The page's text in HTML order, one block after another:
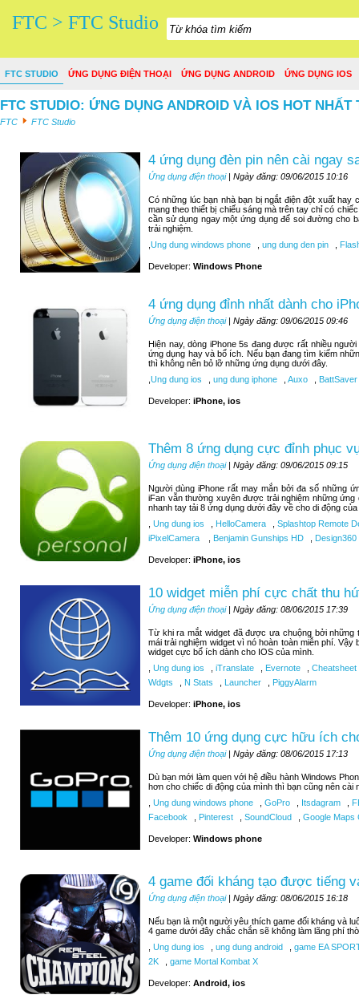
FTC > FTC Studio
FTC STUDIO ỨNG DỤNG ĐIỆN THOẠI ỨNG DỤNG ANDROID ỨNG DỤNG IOS
FTC STUDIO: ỨNG DỤNG ANDROID VÀ IOS HOT NHẤT
FTC FTC Studio
4 ứng dụng đèn pin nên cài ngay
Ứng dụng điện thoại| Ngày đăng: 09/06/2015 10:16
Có những lúc bạn nhà bạn bị ngắt điện đột xuất hay
mang theo thiết bị chiếu sáng mà trên tay chỉ có
cần sử dụng ngay một ứng dụng để soi đường cho
trải nghiệm.
Ung dung windows phone ung dung den pin
Developer: Windows Phone
4 ứng dụng đỉnh nhất dành cho
Ứng dụng điện thoại| Ngày đăng: 09/06/2015 09:46
Hiện nay, dòng iPhone 5s đang được rất nhiều
ứng dụng hay và bổ ích. Nếu bạn đang tìm kiếm
thì không nên bỏ lỡ những ứng dụng dưới đây.
Ung dung ios ung dung iphone Auxo BattSaver
Developer: iPhone, ios
Thêm 8 ứng dụng cực đỉnh phục
Ứng dụng điện thoại| Ngày đăng: 09/06/2015 09:15
Người dùng iPhone rất may mắn bởi đa số những
iFan vẫn thường xuyên được trải nghiệm những
nhanh tay tải 8 ứng dụng dưới đây về cho di động
Ung dung ios HelloCamera
Splashtop Remote
iPixelCamera
Benjamin Gunships HD Design360
Developer: iPhone, ios
10 widget miễn phí cực chất thu
Ứng dụng điện thoại| Ngày đăng: 08/06/2015 17:39
Từ khi ra mắt widget đã được ưa chuộng bởi
mái trải nghiệm widget vì nó hoàn toàn miễn phí.
widget cực bổ ích dành cho IOS của mình.
Ung dung ios iTranslate Evernote
Cheatsheet
Wdgts
N Stats Launcher PiggyAlarm
Developer: iPhone, ios
Thêm 10 ứng dụng cực hữu ích
Ứng dụng điện thoại| Ngày đăng: 08/06/2015 17:13
Dù bạn mới làm quen với hệ điều hành Windows
hơn cho chiếc di động của mình thì bạn cũng nên cài
Ung dung windows phone GoPro Itsdagram
Facebook
Pinterest SoundCloud Google Maps
Developer: Windows phone
4 game đối kháng tạo được tiếng
Ứng dụng điện thoại| Ngày đăng: 08/06/2015 16:18
Nếu bạn là một người yêu thích game đối kháng và
4 game dưới đây chắc chắn sẽ không làm lãng phí
Ung dung ios ung dung android
game EA
2K
game Mortal Kombat X
Developer: Android, ios